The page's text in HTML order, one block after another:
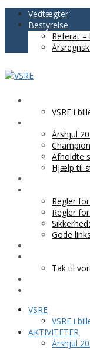
Vedtægter
Bestyrelse
Referat
VSRE i
Årshjul
Afholdte
Hjælp til
Regler
Regler
Gode links
Tak til
VSRE
VSRE i
AKTIVITETER
Årshjul